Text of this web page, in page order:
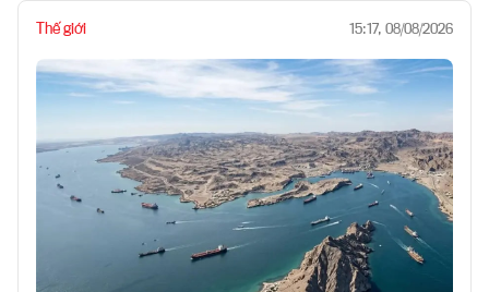
Thế giới 15:17, 08/08/2026